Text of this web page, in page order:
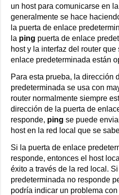
un host para comunicarse en
generalmente se hace
la puerta de enlace
la ping puerta de enlace
host y la interfaz del router
enlace predeterminada están
Para esta prueba, la dirección
predeterminada se usa con
router normalmente siempre
dirección de la puerta de
responde, ping se puede
host en la red local que se
Si la puerta de enlace
responde, entonces el host
éxito a través de la red local.
predeterminada no responde
podría indicar un problema